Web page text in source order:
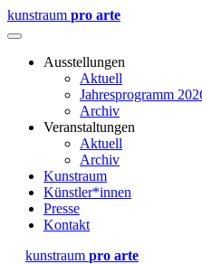
kunstraum pro arte
Ausstellungen
Aktuell
Jahresprogramm
Archiv
Veranstaltungen
Aktuell
Archiv
Kunstraum
Künstler*innen
Presse
Kontakt
kunstraum pro arte